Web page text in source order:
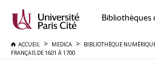
Bibliothèques
ACCUEIL MEDICA BIBLIOTHÈQUE
FRANÇAIS DE 1601 À 1700